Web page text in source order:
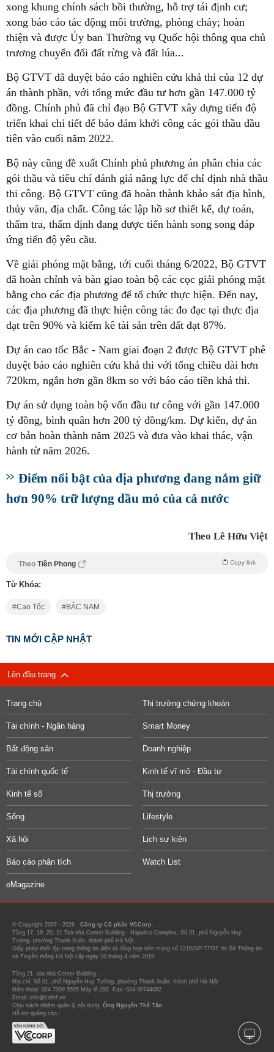
xong khung chính sách bồi thường, hỗ trợ tái định cư;
xong báo cáo tác động môi trường, phòng cháy; hoàn
thiện và được Ủy ban Thường vụ Quốc hội thông qua chủ
trương chuyển đổi đất rừng và đất lúa...
Bộ GTVT đã duyệt báo cáo nghiên cứu khả thi của 12 dự
án thành phần, với tổng mức đầu tư hơn gần 147.000 tỷ
đồng. Chính phủ đã chỉ đạo Bộ GTVT xây dựng tiến độ
triển khai chi tiết để bảo đảm khởi công các gói thầu đầu
tiên vào cuối năm 2022.
Bộ này cũng đề xuất Chính phủ phương án phân chia các
gói thầu và tiêu chí đánh giá năng lực để chỉ định nhà thầu
thi công. Bộ GTVT cũng đã hoàn thành khảo sát địa hình,
thủy văn, địa chất. Công tác lập hồ sơ thiết kế, dự toán,
thẩm tra, thẩm định đang được tiến hành song song đáp
ứng tiến độ yêu cầu.
Về giải phóng mặt bằng, tới cuối tháng 6/2022, Bộ GTVT
đã hoàn chỉnh và bàn giao toàn bộ các cọc giải phóng mặt
bằng cho các địa phương để tổ chức thực hiện. Đến nay,
các địa phương đã thực hiện công tác đo đạc tại thực địa
đạt trên 90% và kiểm kê tài sản trên đất đạt 87%.
Dự án cao tốc Bắc - Nam giai đoạn 2 được Bộ GTVT phê
duyệt báo cáo nghiên cứu khả thi với tổng chiều dài hơn
720km, ngắn hơn gần 8km so với báo cáo tiền khả thi.
Dự án sử dụng toàn bộ vốn đầu tư công với gần 147.000
tỷ đồng, bình quân hơn 200 tỷ đồng/km. Dự kiến, dự án
cơ bản hoàn thành năm 2025 và đưa vào khai thác, vận
hành từ năm 2026.
Điểm nổi bật của địa phương đang nắm giữ
hơn 90% trữ lượng dầu mỏ của cả nước
Theo Lê Hữu Việt
Theo Tiền Phong Copy link
Từ Khóa:
Cao Tốc BẮC NAM
TIN MỚI CẬP NHẬT
Lên đầu trang
Trang chủ Thị trường chứng khoán
Tài chính - Ngân hàng Smart Money
Bất động sản Doanh nghiệp
Tài chính quốc tế Kinh tế vĩ mô - Đầu tư
Kinh tế số Thị trường
Sống Lifestyle
Xã hội Lịch sự kiện
Báo cáo phân tích Watch List
eMagazine
© Copyright 2007 - 2026 - Công ty Cổ phần VCCorp.
Tầng 17, 19, 20, 21 Toà nhà Center Building - Hapulico Complex, Số 01, phố Nguyễn Huy
Tưởng, phường Thanh Xuân, thành phố Hà Nội
Giấy phép thiết lập trang thông tin điện tử tổng hợp trên mạng số 2216/GP-TTĐT do Sở Thông tin
và Truyền thông Hà Nội cấp ngày 10 tháng 4 năm 2019.
Tầng 21, tòa nhà Center Building.
Địa chỉ: Số 01, phố Nguyễn Huy Tưởng, phường Thanh Xuân, thành phố Hà Nội
Điện thoại: 024 7309 5555 Máy lẻ 292. Fax: 024-39744082
Email: info@cafef.vn
Chịu trách nhiệm quản lý nội dung: Ông Nguyễn Thế Tân
Hỗ trợ quảng cáo :